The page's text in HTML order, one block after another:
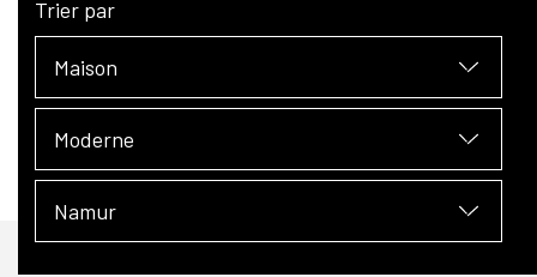
Trier par
Maison
Moderne
Namur